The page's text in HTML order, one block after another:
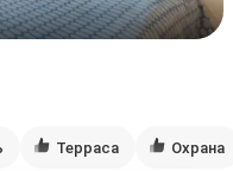
Терраса Охрана